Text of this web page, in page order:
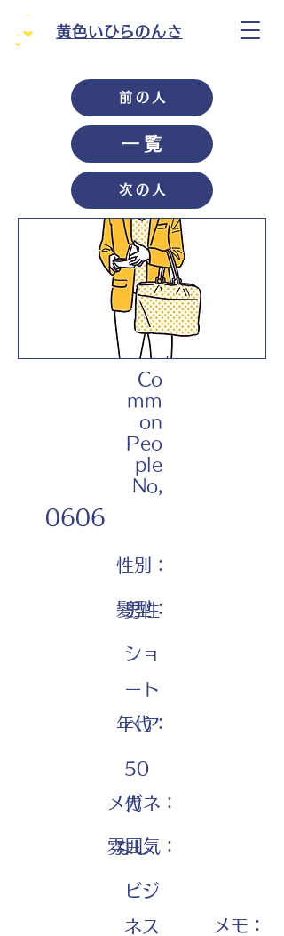
黄色いひらのんさ
前の人
一覧
次の人
Co
mm
on
Peo
ple
No,
0606
性別：
男性
髪型：
ショ
ート
ヘア
年代：
50
代
メガネ：
なし
雰囲気：
ビジ
ネス
​メモ：